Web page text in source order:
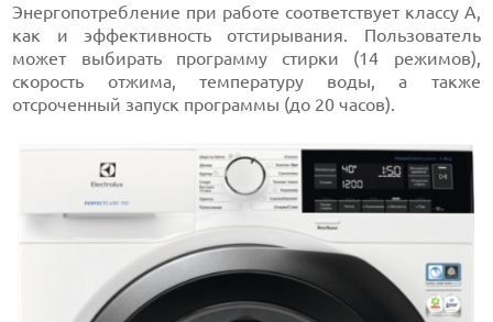
Энергопотребление при работе соответствует классу А,
как и эффективность отстирывания. Пользователь
может выбирать программу стирки (14 режимов),
скорость отжима, температуру воды, а также
отсроченный запуск программы (до 20 часов).